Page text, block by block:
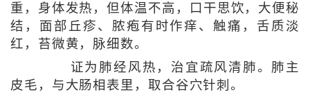
重，身体发热，但体温不高，口干思饮，大便秘
结，面部丘疹、脓疱有时作痒、触痛，舌质淡
红，苔微黄，脉细数。
证为肺经风热，治宜疏风清肺。肺主
皮毛，与大肠相表里，取合谷穴针刺。